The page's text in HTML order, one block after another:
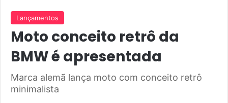
Lançamentos
Moto conceito retrô da
BMW é apresentada
Marca alemã lança moto com conceito retrô
minimalista